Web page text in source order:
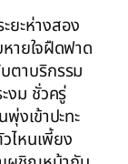
ยะห่างสอง
ายใจฝืดฟาด
ตาบริกรรม
งม ชั่วครู่
งเข้าปะทะ
ไหนเพี้ยง